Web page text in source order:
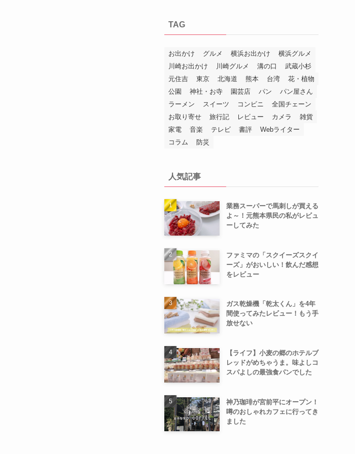
TAG
お出かけ グルメ 横浜お出かけ
横浜グルメ
川崎お出かけ
川崎グルメ 溝の口
武蔵小杉
元住吉
東京 北海道 熊本 台湾
花・植物
公園
神社・お寺 園芸店 パン
パン屋さん
ラーメン
スイーツ コンビニ
全国チェーン
お取り寄せ
旅行記 レビュー カメラ
雑貨
家電
音楽 テレビ 書評
Webライター
コラム
防災
人気記事
業務スーパーで馬刺しが買える
よ～！元熊本県民の私がレビュ
ーしてみた
ファミマの「スクイーズスクイ
ーズ」がおいしい！飲んだ感想
をレビュー
ガス乾燥機「乾太くん」を4年
間使ってみたレビュー！もう手
放せない
【ライフ】小麦の郷のホテルブ
レッドがめちゃうま。味よしコ
スパよしの最強食パンでした
神乃珈琲が宮前平にオープン！
噂のおしゃれカフェに行ってき
ました